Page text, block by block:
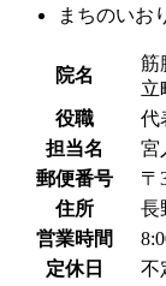
院名
筋
立
役職
代
担当名
宮
郵便番号
〒
住所
長
営業時間
定休日
不